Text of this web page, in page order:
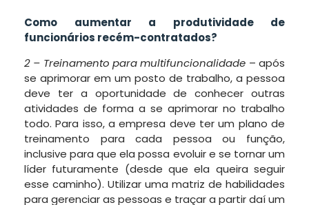
Como aumentar a produtividade de
funcionários recém-contratados?
2 – Treinamento para multifuncionalidade – após
se aprimorar em um posto de trabalho, a pessoa
deve ter a oportunidade de conhecer outras
atividades de forma a se aprimorar no trabalho
todo. Para isso, a empresa deve ter um plano de
treinamento para cada pessoa ou função,
inclusive para que ela possa evoluir e se tornar um
líder futuramente (desde que ela queira seguir
esse caminho). Utilizar uma matriz de habilidades
para gerenciar as pessoas e traçar a partir daí um